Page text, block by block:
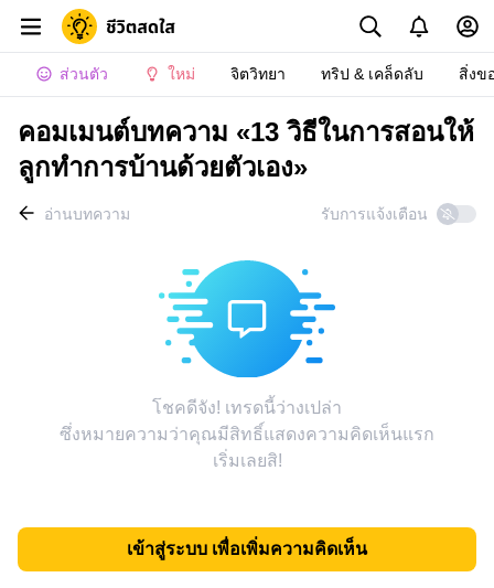
ส่วนตัว ใหม่ จิตวิทยา ทริป & เคล็ดลับ สิ่งข
คอมเมนต์บทความ «13 วิธีในการสอนให้
ลูกทำการบ้านด้วยตัวเอง»
อ่านบทความ รับการแจ้งเตือน
โชคดีจัง! เทรดนี้ว่างเปล่า
ซึ่งหมายความว่าคุณมีสิทธิ์แสดงความคิดเห็นแรก
เริ่มเลยสิ!
เข้าสู่ระบบ เพื่อเพิ่มความคิดเห็น